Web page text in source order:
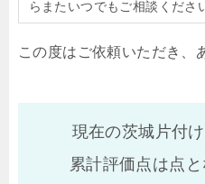
らまたいつでもご相談くださ
この度はご依頼いただき、
現在の茨城片付
累計評価点は点